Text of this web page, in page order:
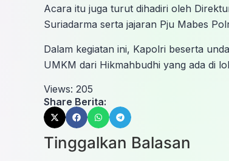
Acara itu juga turut dihadiri oleh
Suriadarma serta jajaran Pju Mabes
Dalam kegiatan ini, Kapolri beserta
UMKM dari Hikmahbudhi yang ada di
Views: 205
Share Berita:
Tinggalkan Balasan